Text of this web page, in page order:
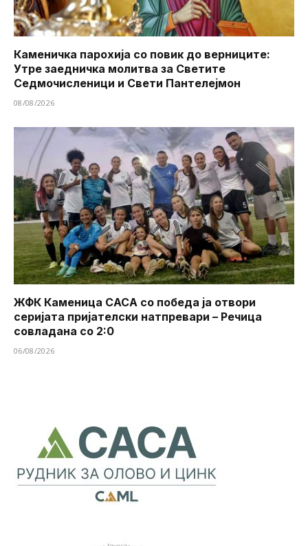
Каменичка парохија со повик до верниците:
Утре заедничка молитва за Светите
Седмочисленици и Свети Пантелејмон
08/08/2026
ЖФК Каменица САСА со победа ја отвори
серијата пријателски натпревари – Речица
совладана со 2:0
06/08/2026